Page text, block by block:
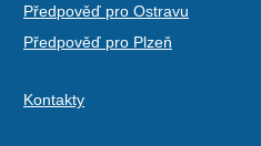
Předpověď pro Ostravu
Předpověď pro Plzeň
Kontakty